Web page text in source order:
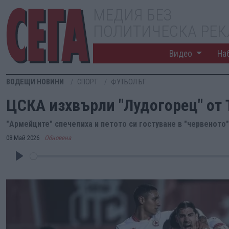
Видео
ВОДЕЩИ НОВИНИ СПОРТ ФУТБОЛ БГ
ЦСКА изхвърли "Лудогорец" от
"Армейците" спечелиха и петото си гостуване в
08 Май 2026 Обновена